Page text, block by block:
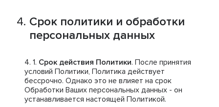
Срок политики и обработки
персональных данных
Срок действия Политики. После принятия
условий Политики, Политика действует
бессрочно. Однако это не влияет на срок
Обработки Ваших персональных данных - он
устанавливается настоящей Политикой.